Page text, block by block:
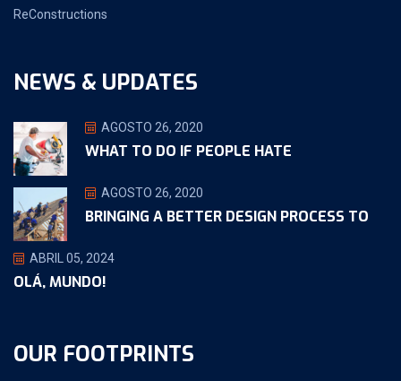
ReConstructions
NEWS & UPDATES
AGOSTO 26, 2020
WHAT TO DO IF PEOPLE HATE
AGOSTO 26, 2020
BRINGING A BETTER DESIGN PROCESS TO
ABRIL 05, 2024
OLÁ, MUNDO!
OUR FOOTPRINTS